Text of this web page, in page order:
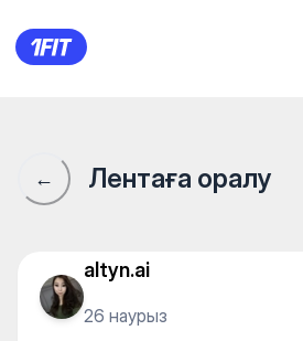
← Лентаға оралу
altyn.ai
26 наурыз